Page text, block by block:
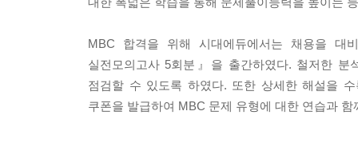
MBC 합격을 위해 시대에듀에서는 채용을 대
실전모의고사 5회분』을 출간하였다. 철저한
점검할 수 있도록 하였다. 또한 상세한 해설을
쿠폰을 발급하여 MBC 문제 유형에 대한 연습과